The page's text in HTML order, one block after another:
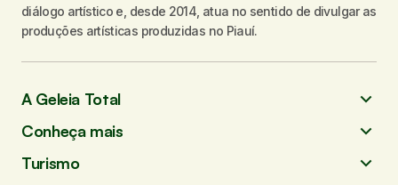
diálogo artístico e, desde 2014, atua no sentido de divulgar as
produções artísticas produzidas no Piauí.
A Geleia Total
Conheça mais
Turismo